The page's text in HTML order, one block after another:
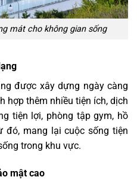
mát cho không gian sống
được xây dựng ngày càng
hợp thêm nhiều tiện ích, dịch
tiện lợi, phòng tập gym, hồ
đó, mang lại cuộc sống tiện
trong khu vực.
mật cao